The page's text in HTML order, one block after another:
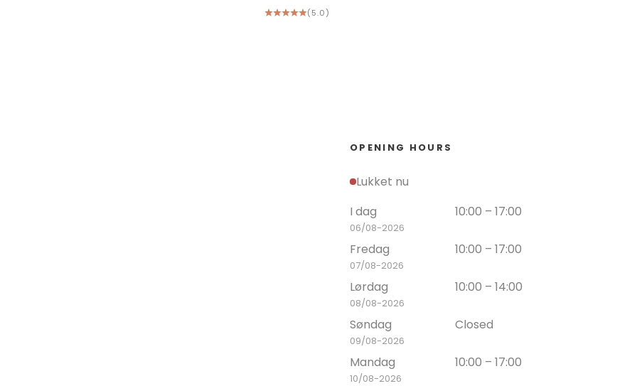
(5.0)
OPENING HOURS
Lukket nu
I dag
06/08-2026
10:00 – 17:00
Fredag
07/08-2026
10:00 – 17:00
Lørdag
08/08-2026
10:00 – 14:00
Søndag
09/08-2026
Closed
Mandag
10/08-2026
10:00 – 17:00